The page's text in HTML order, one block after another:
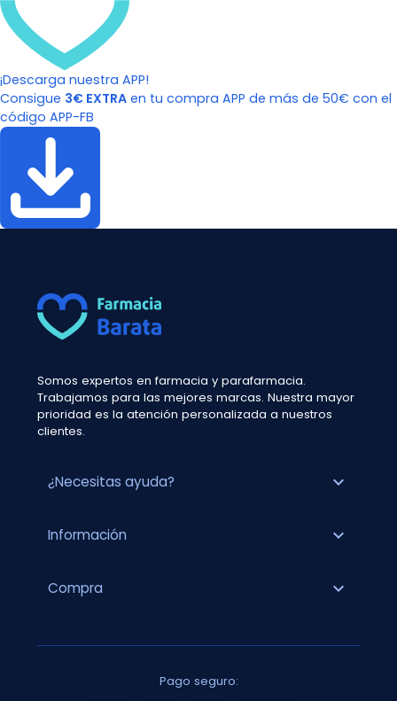
¡Descarga nuestra APP!
Consigue 3€ EXTRA en tu compra APP de más de 50€ con el
código APP-FB
Somos expertos en farmacia y parafarmacia.
Trabajamos para las mejores marcas. Nuestra mayor
prioridad es la atención personalizada a nuestros
clientes.
¿Necesitas ayuda? expand_more
Información expand_more
Compra expand_more
Pago seguro: